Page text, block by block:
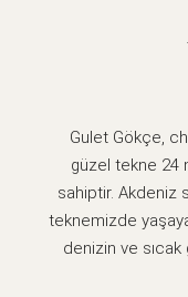
Gulet Gökçe,
güzel tekne 24
sahiptir. Akdeniz
teknemizde
denizin ve sıcak